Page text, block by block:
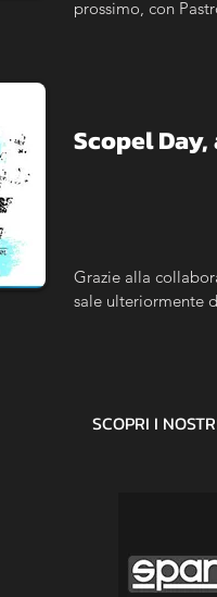
prossimo, con
Scopel
Grazie alla
sale ulteriormente
SCOPRI I